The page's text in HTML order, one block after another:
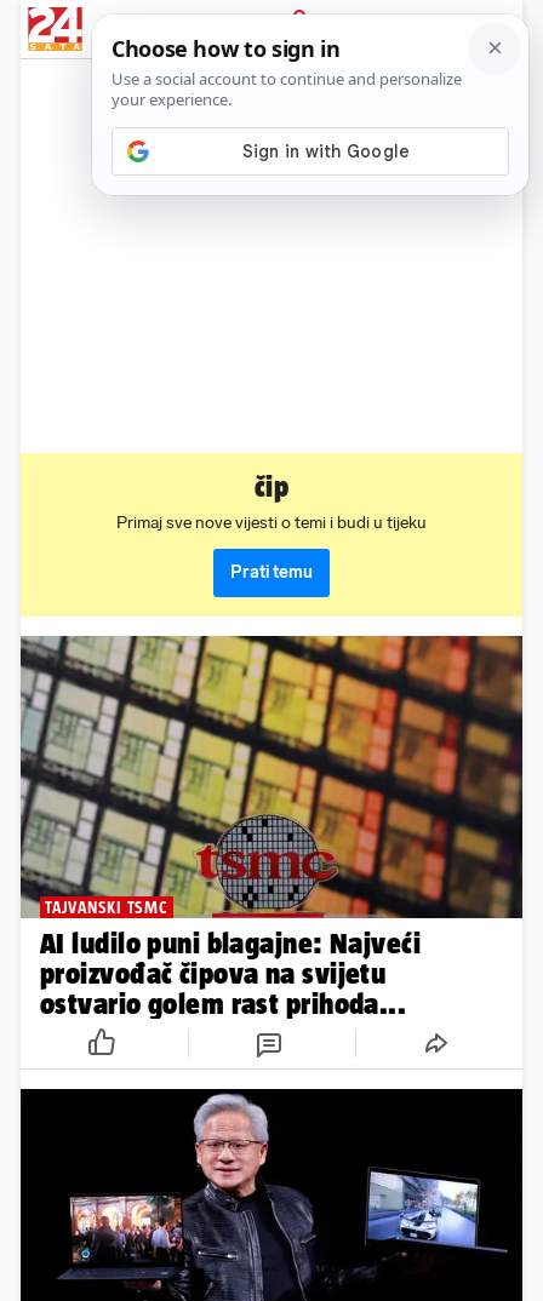
PRIJAVA
News
čip
Primaj sve nove vijesti o temi i budi u tijeku
Prati temu
TAJVANSKI TSMC
AI ludilo puni blagajne: Najveći
proizvođač čipova na svijetu
ostvario golem rast prihoda...